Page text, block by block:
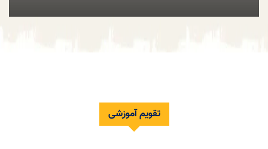
تقویم آموزشی